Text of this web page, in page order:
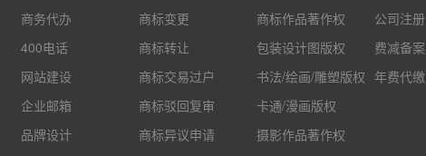
商务代办
400电话
网站建设
企业邮箱
品牌设计
商标变更
商标转让
商标交易过户
商标驳回复审
商标异议申请
商标作品著作权
包装设计图版权
书法/绘画/雕塑版权
卡通/漫画版权
摄影作品著作权
公司注册
费减备案
年费代缴